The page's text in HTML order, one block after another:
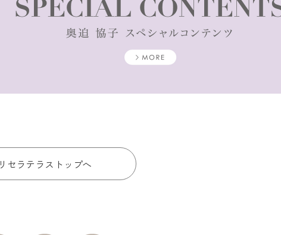
リセラテラストップへ